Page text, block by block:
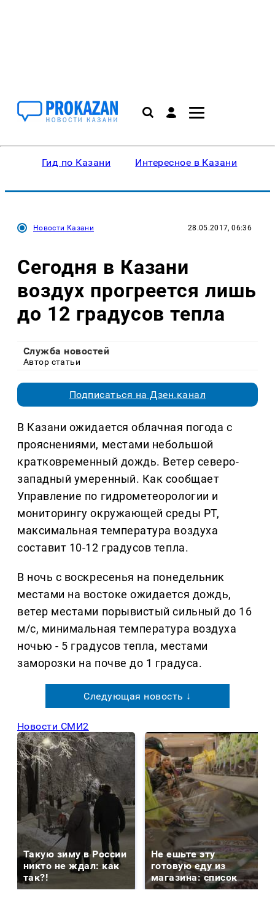
Гид по Казани Интересное в Казани
Новости Казани 28.05.2017, 06:36
Сегодня в Казани
воздух прогреется лишь
до 12 градусов тепла
Служба новостей
Автор статьи
Подписаться на Дзен.канал
В Казани ожидается облачная погода с
прояснениями, местами небольшой
кратковременный дождь. Ветер северо-
западный умеренный. Как сообщает
Управление по гидрометеорологии и
мониторингу окружающей среды РТ,
максимальная температура воздуха
составит 10-12 градусов тепла.
В ночь с воскресенья на понедельник
местами на востоке ожидается дождь,
ветер местами порывистый сильный до 16
м/с, минимальная температура воздуха
ночью - 5 градусов тепла, местами
заморозки на почве до 1 градуса.
Следующая новость ↓
Новости СМИ2
Такую зиму в России
никто не ждал: как
так?!
Не ешьте эту
готовую еду из
магазина: список